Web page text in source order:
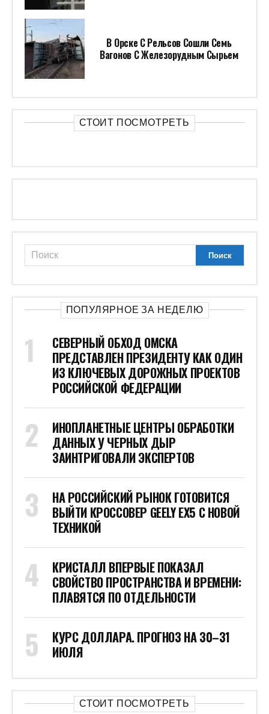
В Орске С Рельсов Сошли Семь
Вагонов С Железорудным Сырьем
СТОИТ ПОСМОТРЕТЬ
ПОПУЛЯРНОЕ ЗА НЕДЕЛЮ
СЕВЕРНЫЙ ОБХОД ОМСКА
ПРЕДСТАВЛЕН ПРЕЗИДЕНТУ КАК ОДИН
ИЗ КЛЮЧЕВЫХ ДОРОЖНЫХ ПРОЕКТОВ
РОССИЙСКОЙ ФЕДЕРАЦИИ
ИНОПЛАНЕТНЫЕ ЦЕНТРЫ ОБРАБОТКИ
ДАННЫХ У ЧЕРНЫХ ДЫР
ЗАИНТРИГОВАЛИ ЭКСПЕРТОВ
НА РОССИЙСКИЙ РЫНОК ГОТОВИТСЯ
ВЫЙТИ КРОССОВЕР GEELY EX5 С НОВОЙ
ТЕХНИКОЙ
КРИСТАЛЛ ВПЕРВЫЕ ПОКАЗАЛ
СВОЙСТВО ПРОСТРАНСТВА И ВРЕМЕНИ:
ПЛАВЯТСЯ ПО ОТДЕЛЬНОСТИ
КУРС ДОЛЛАРА. ПРОГНОЗ НА 30–31
ИЮЛЯ
СТОИТ ПОСМОТРЕТЬ